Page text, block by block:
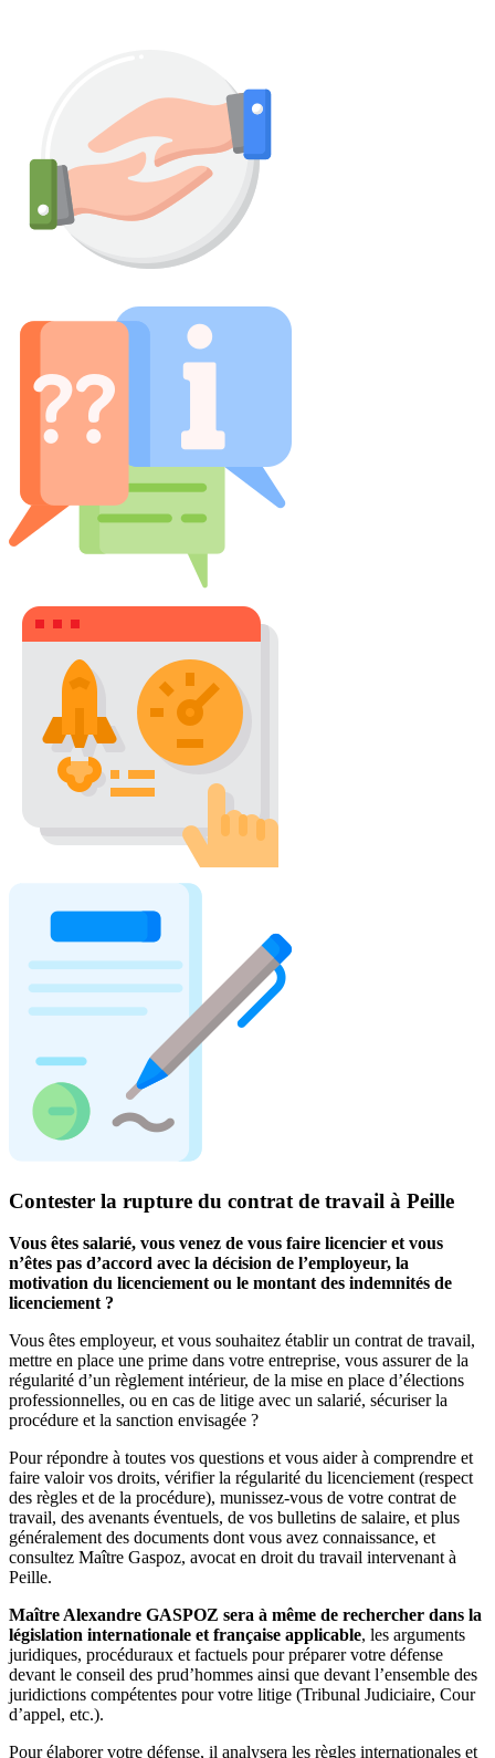
Contester la rupture du contrat de travail à Peille
Vous êtes salarié, vous venez de vous faire licencier et vous
n’êtes pas d’accord avec la décision de l’employeur, la
motivation du licenciement ou le montant des indemnités de
licenciement ?
Vous êtes employeur, et vous souhaitez établir un contrat de travail,
mettre en place une prime dans votre entreprise, vous assurer de la
régularité d’un règlement intérieur, de la mise en place d’élections
professionnelles, ou en cas de litige avec un salarié, sécuriser la
procédure et la sanction envisagée ?
Pour répondre à toutes vos questions et vous aider à comprendre et
faire valoir vos droits, vérifier la régularité du licenciement (respect
des règles et de la procédure), munissez-vous de votre contrat de
travail, des avenants éventuels, de vos bulletins de salaire, et plus
généralement des documents dont vous avez connaissance, et
consultez Maître Gaspoz, avocat en droit du travail intervenant à
Peille.
Maître Alexandre GASPOZ sera à même de rechercher dans la
législation internationale et française applicable, les arguments
juridiques, procéduraux et factuels pour préparer votre défense
devant le conseil des prud’hommes ainsi que devant l’ensemble des
juridictions compétentes pour votre litige (Tribunal Judiciaire, Cour
d’appel, etc.).
Pour élaborer votre défense, il analysera les règles internationales et